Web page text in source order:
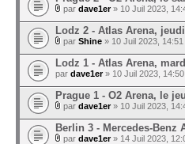
par dave1er» 10 Juil 2023,
Lodz 2 - Atlas Arena,
par Shine » 10 Juil 2023, 14:51
Lodz 1 - Atlas Arena,
par dave1er» 10 Juil 2023, 14:50
Prague 1 - O2 Arena, le
par dave1er» 10 Juil 2023,
Berlin 3 - Mercedes-Benz
par dave1er» 14 Juil 2023,